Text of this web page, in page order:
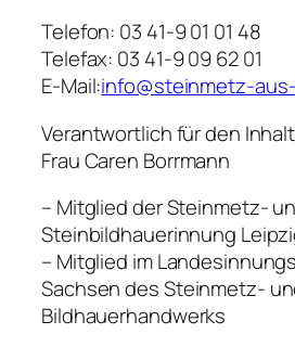
Telefon: 03 41-9 01 01 48
Telefax: 03 41-9 09 62 01
E-Mail:info@steinmetz-
Verantwortlich für den
Frau Caren Borrmann
– Mitglied der Steinmetz-
Steinbildhauerinnung
– Mitglied im
Sachsen des Steinmetz-
Bildhauerhandwerks